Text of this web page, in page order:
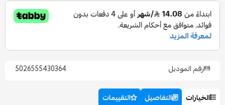
5026555430364
التفاصيل التقييمات